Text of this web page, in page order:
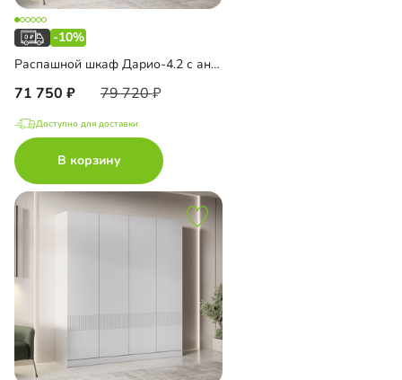
-10%
Распашной шкаф Дарио-4.2 с антресолью
71 750 79 720
Доступно для доставки
В корзину